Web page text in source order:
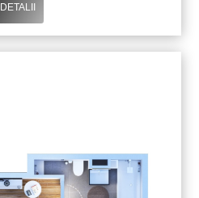
DETALII